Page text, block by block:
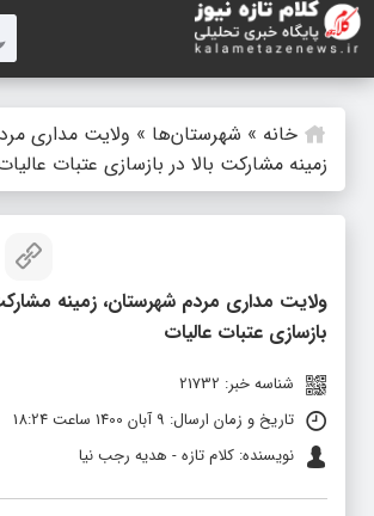
خانه » شهرستان‌ها » ولایت مداری
زمینه مشارکت بالا در بازسازی عتبات
ولایت مداری مردم شهرستان، زمینه
بازسازی عتبات عالیات
شناسه خبر: 21732
تاریخ و زمان ارسال: 9 آبان 1400 ساعت 18:24
نویسنده: کلام تازه - هدیه رجب نیا